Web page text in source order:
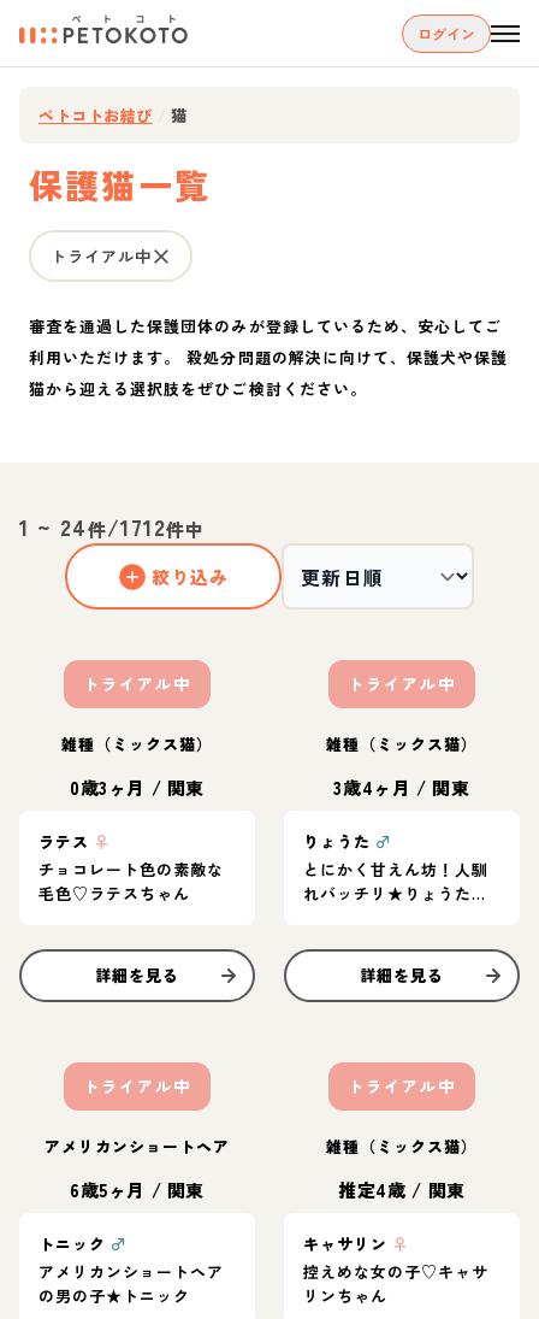
ログイン
ペトコトお結び 猫
保護猫一覧
トライアル中
審査を通過した保護団体のみが登録しているため、安心してご
利用いただけます。 殺処分問題の解決に向けて、保護犬や保護
猫から迎える選択肢をぜひご検討ください。
1 ~ 24件/1712件中
絞り込み
トライアル中
雑種（ミックス猫）
0歳3ヶ月 / 関東
ラテス ♀
チョコレート色の素敵な
毛色♡ラテスちゃん
詳細を見る
トライアル中
雑種（ミックス猫）
3歳4ヶ月 / 関東
りょうた ♂
とにかく甘えん坊！人馴
れバッチリ★りょうたく
詳細を見る
トライアル中
アメリカンショートヘア
6歳5ヶ月 / 関東
トニック ♂
アメリカンショートヘア
の男の子★トニック
トライアル中
雑種（ミックス猫）
推定4歳 / 関東
キャサリン ♀
控えめな女の子♡キャサ
リンちゃん